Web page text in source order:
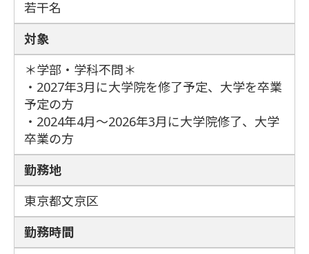
若干名
対象
＊学部・学科不問＊
・2027年3月に大学院を修了予定、大学を卒業
予定の方
・2024年4月～2026年3月に大学院修了、大学
卒業の方
勤務地
東京都文京区
勤務時間